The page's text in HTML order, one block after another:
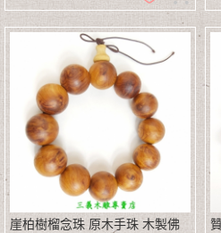
崖柏樹榴念珠 原木手珠 木製佛